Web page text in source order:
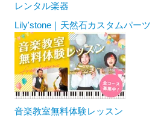
レンタル楽器
Lily'stone｜天然石カスタムパーツ
音楽教室無料体験レッスン